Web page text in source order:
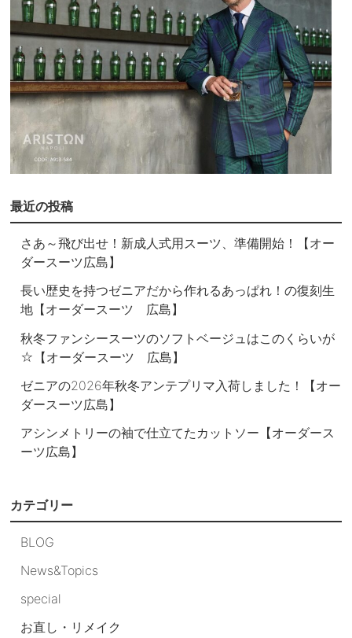
最近の投稿
さあ～飛び出せ！新成人式用スーツ、準備開始！【オー
ダースーツ広島】
長い歴史を持つゼニアだから作れるあっぱれ！の復刻生
地【オーダースーツ 広島】
秋冬ファンシースーツのソフトベージュはこのくらいが
☆【オーダースーツ 広島】
ゼニアの2026年秋冬アンテプリマ入荷しました！【オー
ダースーツ広島】
アシンメトリーの袖で仕立てたカットソー【オーダース
ーツ広島】
カテゴリー
BLOG
News&Topics
special
お直し・リメイク